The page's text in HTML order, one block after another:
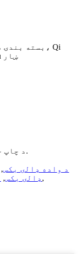
Jiguang سړک، Choujiang سړک، Yiwu ښار
© د چاپ حق - 2010-2022: ټول حقونه خوندي دي.
د واده ډالۍ بکس,
د A5 ډالۍ بکس,
,